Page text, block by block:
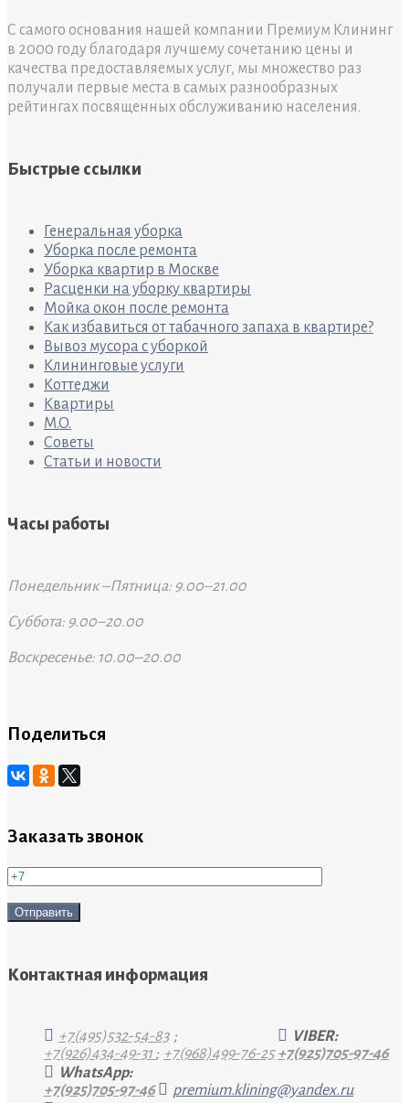
С самого основания нашей компании Премиум Клининг
в 2000 году благодаря лучшему сочетанию цены и
качества предоставляемых услуг, мы множество раз
получали первые места в самых разнообразных
рейтингах посвященных обслуживанию населения.
Быстрые ссылки
Генеральная уборка
Уборка после ремонта
Уборка квартир в Москве
Расценки на уборку квартиры
Мойка окон после ремонта
Как избавиться от табачного запаха в квартире?
Вывоз мусора с уборкой
Клининговые услуги
Коттеджи
Квартиры
M.O.
Советы
Статьи и новости
Часы работы
Понедельник –Пятница: 9.00–21.00
Суббота: 9.00–20.00
Воскресенье: 10.00–20.00
Поделиться
Заказать звонок
Контактная информация
+7(495)532-54-83 ;
+7(926)434-49-31 ; +7(968)499-76-25
VIBER:
+7(925)705-97-46
WhatsApp:
+7(925)705-97-46
premium.klining@yandex.ru